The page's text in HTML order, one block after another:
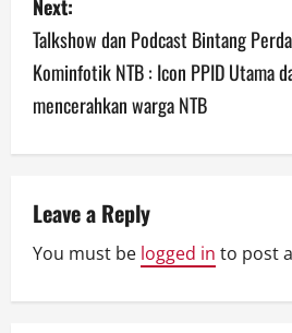
n
a
v
i
g
a
t
Next:
Talkshow dan Podcast Bintang
Kominfotik NTB : Icon PPID Utama
mencerahkan warga NTB
Leave a Reply
You must be logged in to post